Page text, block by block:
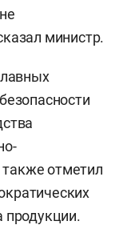
министр.
отметил
продукции.